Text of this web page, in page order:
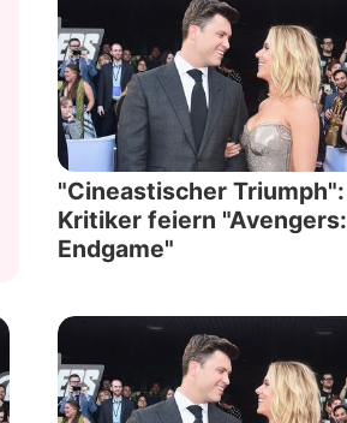
"Cineastischer Triumph":
Kritiker feiern "Avengers:
Endgame"